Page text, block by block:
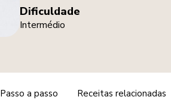
Dificuldade
Intermédio
Passo a passo Receitas relacionadas